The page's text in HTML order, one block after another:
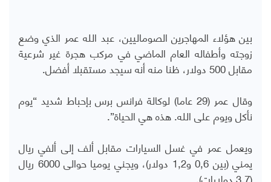
بين هؤلاء المهاجرين الصوماليين، عبد الله عمر الذي وضع
زوجته وأطفاله العام الماضي في مركب هجرة غير شرعية
مقابل 500 دولار، ظنا منه أنه سيجد مستقبلا أفضل.
وقال عمر (29 عاما) لوكالة فرانس برس بإحباط شديد “يوم
نأكل ويوم على الله. هذه هي الحياة”.
ويعمل عمر في غسل السيارات مقابل ألف إلى ألفي ريال
يمني (بين 0,6 و1,2 دولار)، ويجني يوميا حوالى 6000 ريال
(3,7 دولارات).